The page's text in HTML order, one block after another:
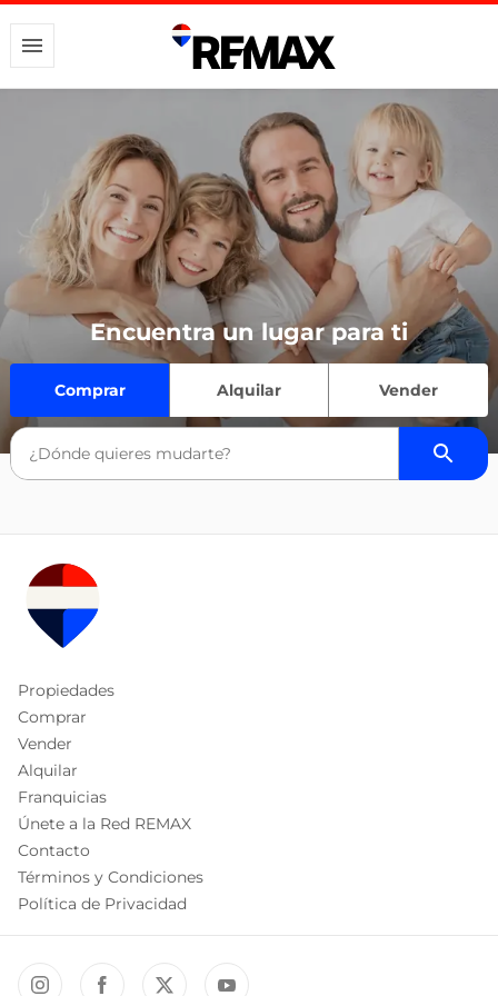
Encuentra un lugar para ti
Comprar Alquilar Vender
Propiedades
Comprar
Vender
Alquilar
Franquicias
Únete a la Red REMAX
Contacto
Términos y Condiciones
Política de Privacidad